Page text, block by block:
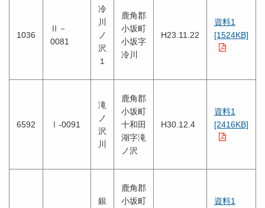
1036
Ⅱ－
0081
冷
川
ノ
沢
１
鹿角郡
小坂町
小坂字
冷川
H23.11.22
資料1
[1524KB]
6592 Ⅰ-0091
滝
ノ
沢
川
鹿角郡
小坂町
十和田
湖字滝
ノ沢
H30.12.4
資料1
[2416KB]
銀
鹿角郡
小坂町
資料1